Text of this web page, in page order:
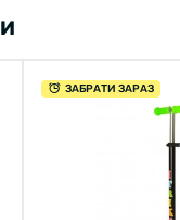
ЗАБРАТИ ЗАРАЗ